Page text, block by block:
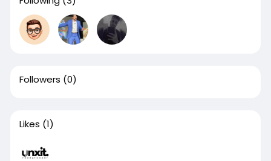
Followers (0)
Likes (1)